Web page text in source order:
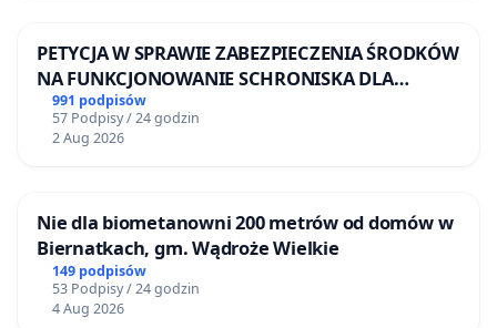
PETYCJA W SPRAWIE ZABEZPIECZENIA ŚRODKÓW
NA FUNKCJONOWANIE SCHRONISKA DLA
BEZDOMNYCH ZWIERZĄT W SKARYSZEWIE
991 podpisów
57 Podpisy / 24 godzin
2 Aug 2026
Nie dla biometanowni 200 metrów od domów w
Biernatkach, gm. Wądroże Wielkie
149 podpisów
53 Podpisy / 24 godzin
4 Aug 2026